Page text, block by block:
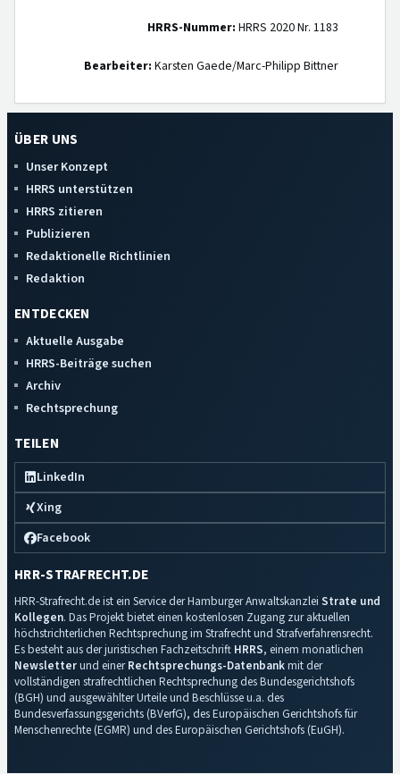
HRRS-Nummer: HRRS 2020 Nr. 1183
Bearbeiter: Karsten Gaede/Marc-Philipp Bittner
ÜBER UNS
Unser Konzept
HRRS unterstützen
HRRS zitieren
Publizieren
Redaktionelle Richtlinien
Redaktion
ENTDECKEN
Aktuelle Ausgabe
HRRS-Beiträge suchen
Archiv
Rechtsprechung
TEILEN
LinkedIn
Xing
Facebook
HRR-STRAFRECHT.DE
HRR-Strafrecht.de ist ein Service der Hamburger Anwaltskanzlei Strate und
Kollegen. Das Projekt bietet einen kostenlosen Zugang zur aktuellen
höchstrichterlichen Rechtsprechung im Strafrecht und Strafverfahrensrecht.
Es besteht aus der juristischen Fachzeitschrift HRRS, einem monatlichen
Newsletterund einerRechtsprechungs-Datenbankmit der
vollständigen strafrechtlichen Rechtsprechung des Bundesgerichtshofs
(BGH) und ausgewählter Urteile und Beschlüsse u.a. des
Bundesverfassungsgerichts (BVerfG), des Europäischen Gerichtshofs für
Menschenrechte (EGMR) und des Europäischen Gerichtshofs (EuGH).